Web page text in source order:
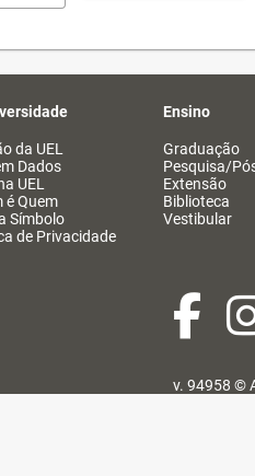
da UEL
Dados
UEL
é Quem
Símbolo
de Privacidade
Ensino
Graduação
Pesquisa/
Extensão
Biblioteca
Vestibular
v. 94958 ©